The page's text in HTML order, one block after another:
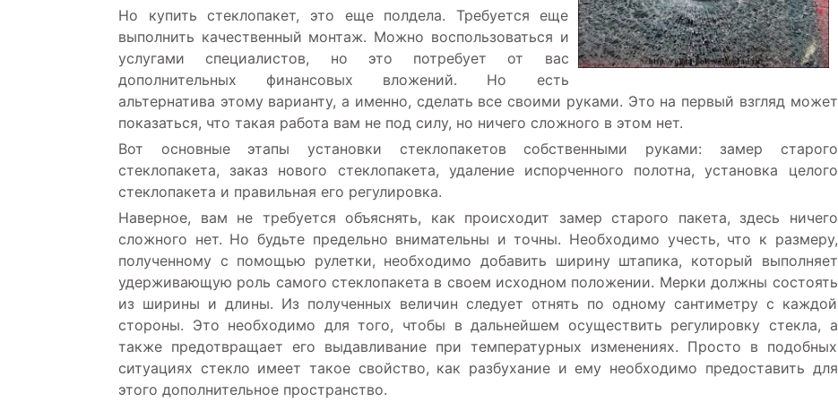
Но купить стеклопакет, это еще полдела. Требуется еще
выполнить качественный монтаж. Можно воспользоваться и
услугами специалистов, но это потребует от вас
дополнительных финансовых вложений. Но есть
альтернатива этому варианту, а именно, сделать все своими руками. Это на первый взгляд может
показаться, что такая работа вам не под силу, но ничего сложного в этом нет.
Вот основные этапы установки стеклопакетов собственными руками: замер старого
стеклопакета, заказ нового стеклопакета, удаление испорченного полотна, установка целого
стеклопакета и правильная его регулировка.
Наверное, вам не требуется объяснять, как происходит замер старого пакета, здесь ничего
сложного нет. Но будьте предельно внимательны и точны. Необходимо учесть, что к размеру,
полученному с помощью рулетки, необходимо добавить ширину штапика, который выполняет
удерживающую роль самого стеклопакета в своем исходном положении. Мерки должны состоять
из ширины и длины. Из полученных величин следует отнять по одному сантиметру с каждой
стороны. Это необходимо для того, чтобы в дальнейшем осуществить регулировку стекла, а
также предотвращает его выдавливание при температурных изменениях. Просто в подобных
ситуациях стекло имеет такое свойство, как разбухание и ему необходимо предоставить для
этого дополнительное пространство.